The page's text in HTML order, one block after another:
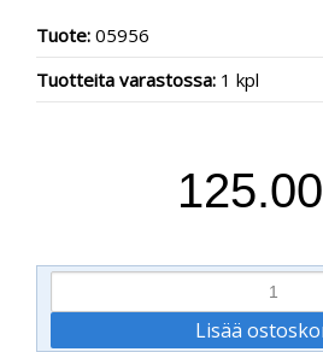
Tuote: 05956
Tuotteita varastossa: 1 kpl